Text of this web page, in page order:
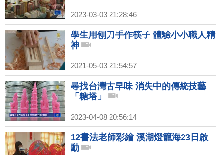
2023-03-03 21:28:46
學生用刨刀手作筷子 體驗小小職人精
神
2021-05-03 21:54:57
尋找台灣古早味 消失中的傳統技藝
「糖塔」
2023-04-08 20:56:14
12書法老師彩繪 溪湖燈籠海23日啟
動